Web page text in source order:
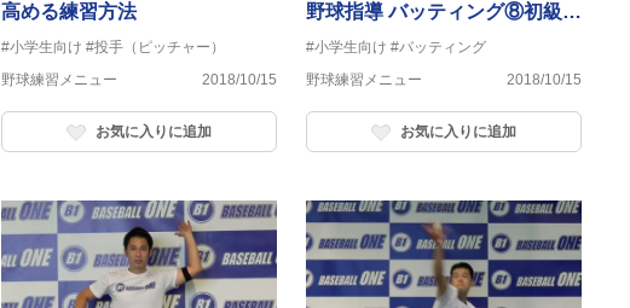
高める練習方法
#小学生向け #投手（ピッチャー）
野球練習メニュー
2018/10/15
お気に入りに追加
野球指導 バッティング⑧初級
編 トップを作る練習 1度止
めてからトス
#小学生向け #バッティング
野球練習メニュー
2018/10/15
お気に入りに追加